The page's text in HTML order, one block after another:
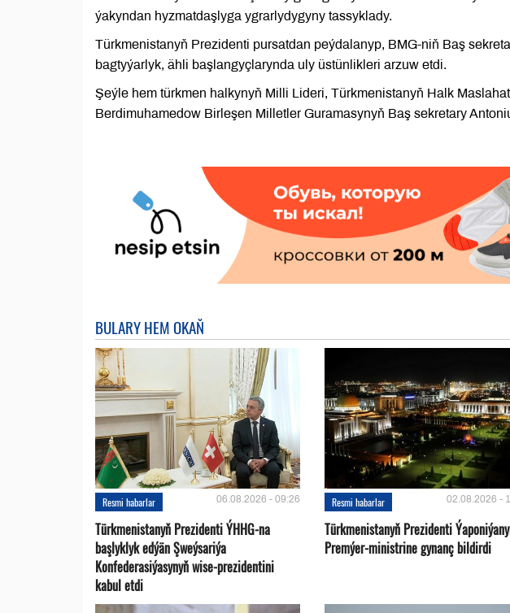
ýakyndan hyzmatdaşlyga ygrarlydygyny tassyklady.
Türkmenistanyň Prezidenti pursatdan peýdalanyp, BMG-niň Baş
bagtyýarlyk, ähli başlangyçlarynda uly üstünlikleri arzuw etdi.
Şeýle hem türkmen halkynyň Milli Lideri, Türkmenistanyň Halk
Berdimuhamedow Birleşen Milletler Guramasynyň Baş sekretary
BULARY HEM OKAŇ
Resmi habarlar 06.08.2026 - 09:26
Türkmenistanyň Prezidenti ÝHHG-na
başlyklyk edýän Şweýsariýa
Konfederasiýasynyň wise-prezidentini
kabul etdi
Resmi habarlar 02.08.2026 -
Türkmenistanyň Prezidenti
Premýer-ministrine gynanç bildirdi